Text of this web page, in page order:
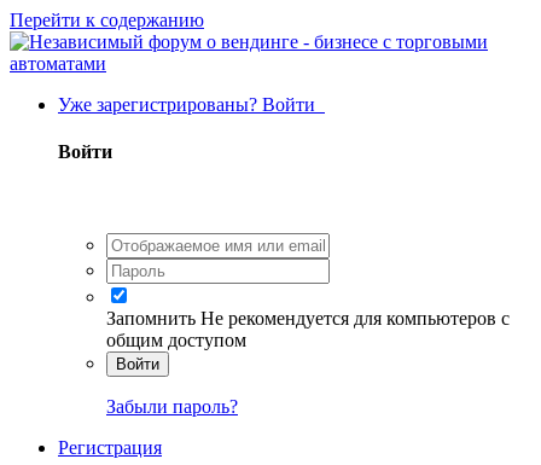
Перейти к содержанию
Уже зарегистрированы? Войти
Войти
Запомнить Не рекомендуется для компьютеров с
общим доступом
Войти
Забыли пароль?
Регистрация